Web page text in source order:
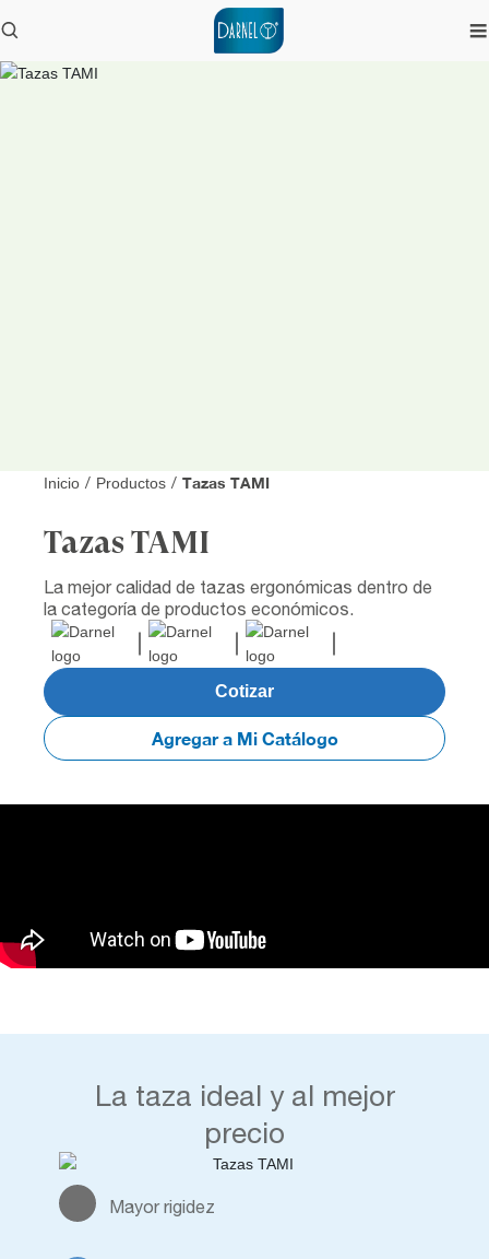
Inicio / Productos / Tazas TAMI
Tazas TAMI
La mejor calidad de tazas ergonómicas dentro de
la categoría de productos económicos.
Cotizar
Agregar a Mi Catálogo
La taza ideal y al mejor
precio
Mayor rigidez